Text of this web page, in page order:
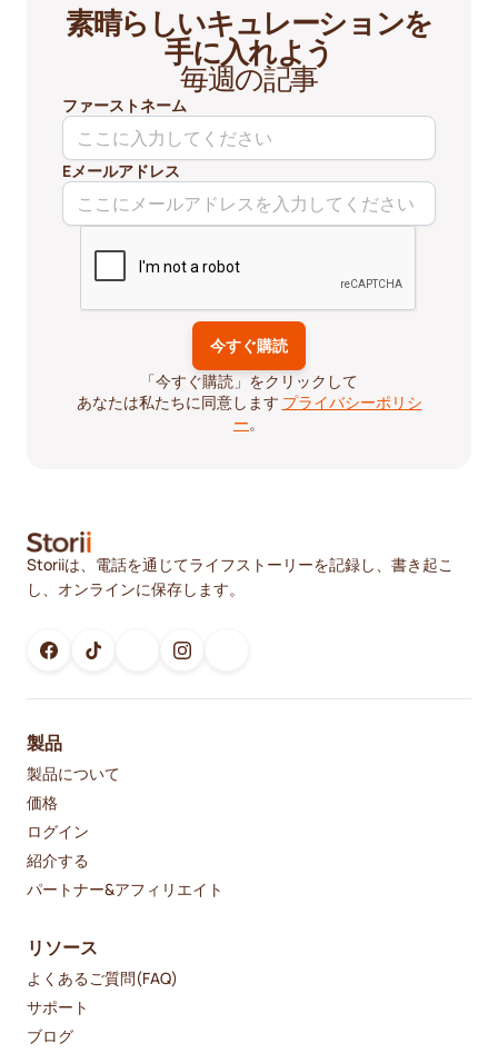
素晴らしいキュレーションを
手に入れよう
毎週の記事
ファーストネーム
Eメールアドレス
「今すぐ購読」をクリックして
あなたは私たちに同意します プライバシーポリシ
ー。
Storiiは、電話を通じてライフストーリーを記録し、書き起こ
し、オンラインに保存します。
製品
製品について
価格
ログイン
紹介する
パートナー&アフィリエイト
リソース
よくあるご質問(FAQ)
サポート
ブログ